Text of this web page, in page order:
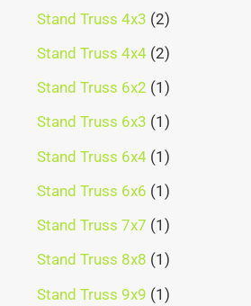
Stand Truss 4x3 2
Stand Truss 4x4 2
Stand Truss 6x2 1
Stand Truss 6x3 1
Stand Truss 6x4 1
Stand Truss 6x6 1
Stand Truss 7x7 1
Stand Truss 8x8 1
Stand Truss 9x9 1